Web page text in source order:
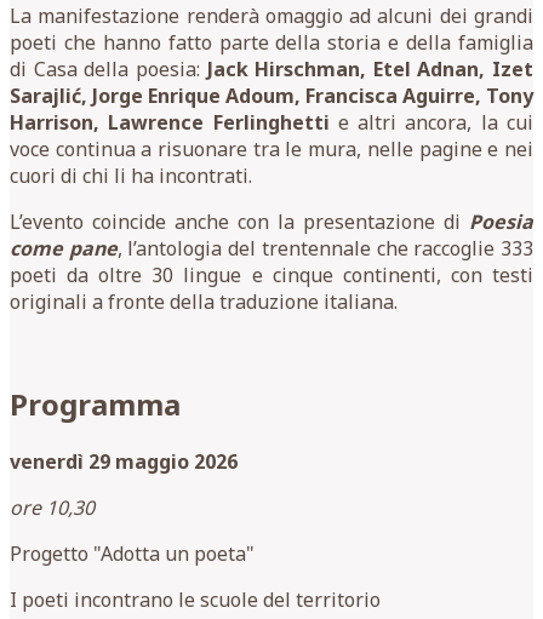
La manifestazione renderà omaggio ad alcuni dei grandi
poeti che hanno fatto parte della storia e della famiglia
di Casa della poesia: Jack Hirschman, Etel Adnan, Izet
Sarajlić, Jorge Enrique Adoum, Francisca Aguirre, Tony
Harrison, Lawrence Ferlinghetti e altri ancora, la cui
voce continua a risuonare tra le mura, nelle pagine e nei
cuori di chi li ha incontrati.
L’evento coincide anche con la presentazione di Poesia
come pane, l’antologia del trentennale che raccoglie 333
poeti da oltre 30 lingue e cinque continenti, con testi
originali a fronte della traduzione italiana.
Programma
venerdì 29 maggio 2026
ore 10,30
Progetto "Adotta un poeta"
I poeti incontrano le scuole del territorio